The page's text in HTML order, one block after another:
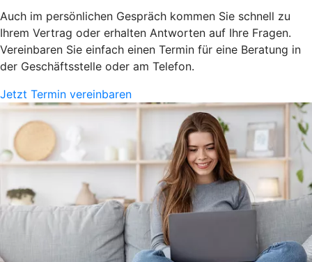
Auch im persönlichen Gespräch kommen Sie schnell zu
Ihrem Vertrag oder erhalten Antworten auf Ihre Fragen.
Vereinbaren Sie einfach einen Termin für eine Beratung in
der Geschäftsstelle oder am Telefon.
Jetzt Termin vereinbaren